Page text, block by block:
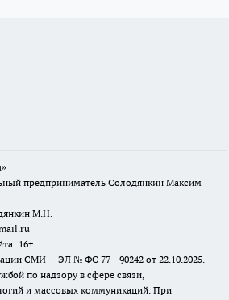
предприниматель Солодянкин Максим
М.Н.
16+
СМИ ЭЛ № ФС 77 - 90242 от 22.10.2025.
по надзору в сфере связи,
и массовых коммуникаций. При